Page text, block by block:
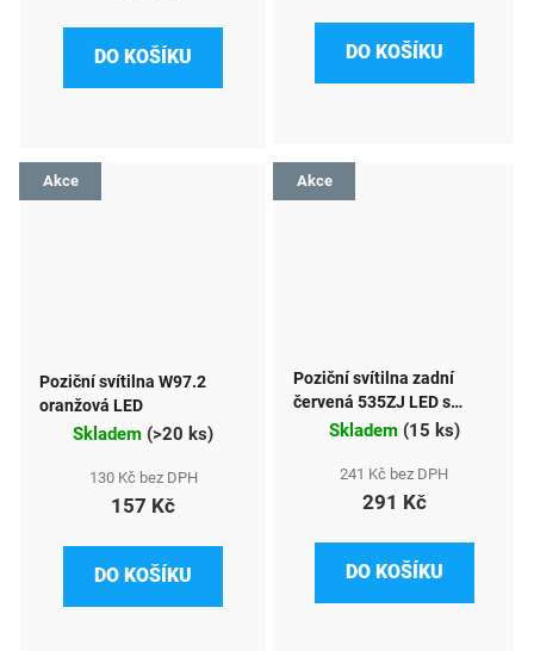
DO KOŠÍKU DO KOŠÍKU
Akce
Poziční svítilna W97.2
oranžová LED
Skladem (>20 ks)
130 Kč bez DPH
157 Kč
DO KOŠÍKU
Akce
Poziční svítilna zadní
červená 535ZJ LED s
konektorem
Skladem (15 ks)
241 Kč bez DPH
291 Kč
DO KOŠÍKU